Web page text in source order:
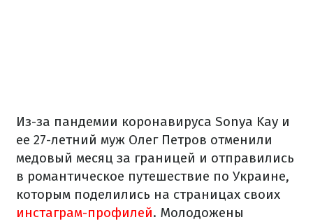
Из-за пандемии коронавируса Sonya Kay и
ее 27-летний муж Олег Петров отменили
медовый месяц за границей и отправились
в романтическое путешествие по Украине,
которым поделились на страницах своих
инстаграм-профилей. Молодожены